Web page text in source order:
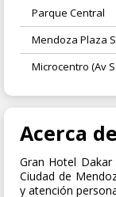
Parque Central
Mendoza Plaza
Microcentro (Av
Acerca
Gran Hotel
Ciudad de
y atención